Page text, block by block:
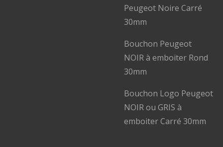
Peugeot Noire Carré
30mm
Bouchon Peugeot
NOIR à emboiter Rond
30mm
Bouchon Logo Peugeot
NOIR ou GRIS à
emboiter Carré 30mm